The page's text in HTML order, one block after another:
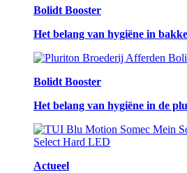
Bolidt Booster
Het belang van hygiëne in
Bolidt Booster
Het belang van hygiëne in de
Actueel